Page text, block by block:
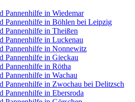
Pannenhilfe in Wiedemar
Pannenhilfe in Böhlen bei Leipzig
Pannenhilfe in Theißen
Pannenhilfe in Luckenau
Pannenhilfe in Nonnewitz
Pannenhilfe in Gieckau
Pannenhilfe in Rötha
Pannenhilfe in Wachau
Pannenhilfe in Zwochau bei Delitzsch
Pannenhilfe in Ebersroda